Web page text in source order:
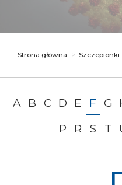
Strona główna Szczepionki
A B C D E F G
P
R S T